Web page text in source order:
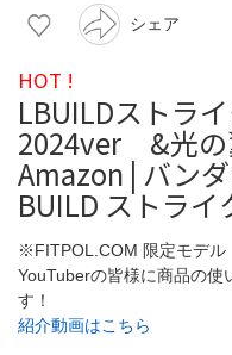
シェア
HOT !
LBUILDストラ
2024ver &光の
Amazon | バン
BUILD ストラ
※FITPOL.COM 限定モデル
YouTuberの皆様に商品の使
す！
紹介動画はこちら